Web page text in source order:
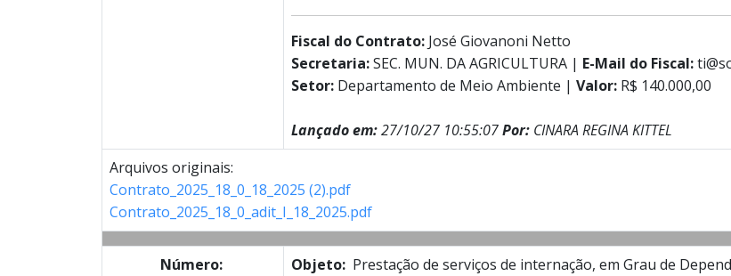
Fiscal do Contrato: José Giovanoni Netto
Secretaria:SEC. MUN. DA AGRICULTURA | E-Mail do Fiscal:
Setor: Departamento de Meio Ambiente | Valor: R$ 140.000,00
Lançado em:27/10/27 10:55:07Por: CINARA REGINA KITTEL
Arquivos originais:
Contrato_2025_18_0_18_2025 (2).pdf
Contrato_2025_18_0_adit_I_18_2025.pdf
Número:
Objeto: Prestação de serviços de internação, em Grau de